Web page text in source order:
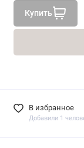
Купить
В избранное
Добавили 1